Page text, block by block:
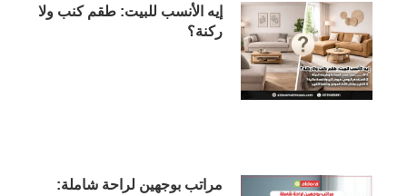
إيه الأنسب للبيت: طقم كنب ولا
ركنة؟
مراتب بوجهين لراحة شاملة: